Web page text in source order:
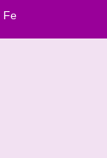
Fe